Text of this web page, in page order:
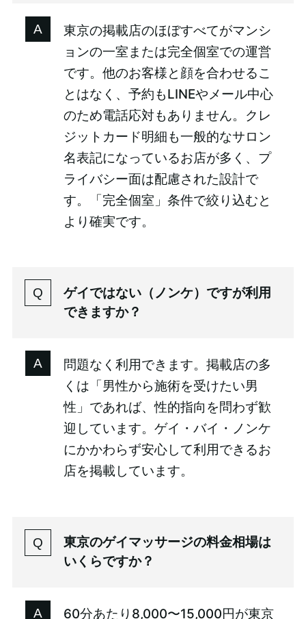
東京の掲載店のほぼすべてがマンシ
ョンの一室または完全個室での運営
です。他のお客様と顔を合わせるこ
とはなく、予約もLINEやメール中心
のため電話応対もありません。クレ
ジットカード明細も一般的なサロン
名表記になっているお店が多く、プ
ライバシー面は配慮された設計で
す。「完全個室」条件で絞り込むと
より確実です。
ゲイではない（ノンケ）ですが利用
できますか？
問題なく利用できます。掲載店の多
くは「男性から施術を受けたい男
性」であれば、性的指向を問わず歓
迎しています。ゲイ・バイ・ノンケ
にかかわらず安心して利用できるお
店を掲載しています。
東京のゲイマッサージの料金相場は
いくらですか？
60分あたり8,000〜15,000円が東京